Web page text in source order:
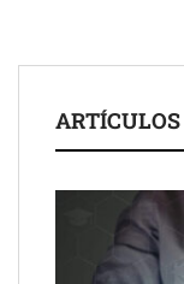
La luz roja, el
Eulalia Roig lanza
entrevistas y